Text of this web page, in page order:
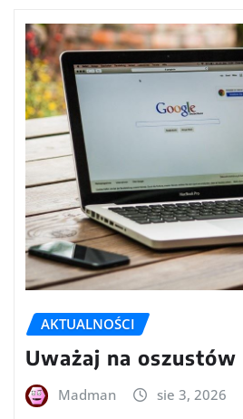
AKTUALNOŚCI
Uważaj na
Madman sie 3, 2026